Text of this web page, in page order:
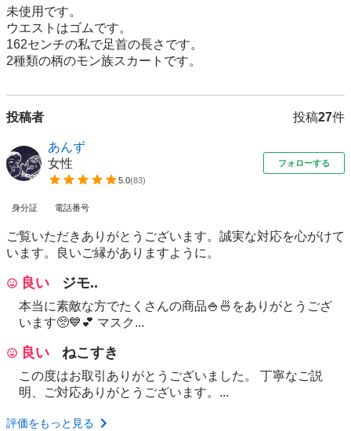
未使用です。
ウエストはゴムです。
162センチの私で足首の長さです。
2種類の柄のモン族スカートです。
投稿者 投稿27件
あんず
女性
5.0(83)
フォローする
身分証 電話番号
ご覧いただきありがとうございます。誠実な対応を心がけて
います。良いご縁がありますように。
良い ジモ..
本当に素敵な方でたくさんの商品🍚🍜をありがとうござ
います🥺💙💕 マスク...
良い ねこすき
この度はお取引ありがとうございました。 丁寧なご説
明、ご対応ありがとうございます。...
評価をもっと見る